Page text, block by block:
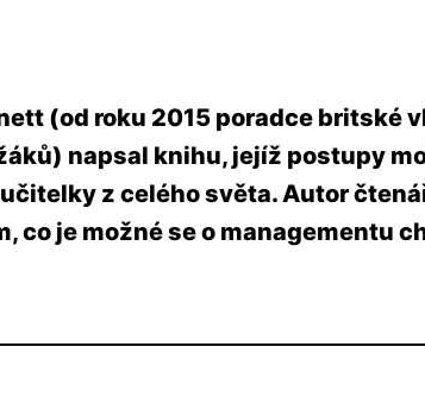
(od roku 2015 poradce britské
napsal knihu, jejíž postupy
z celého světa. Autor
co je možné se o managementu